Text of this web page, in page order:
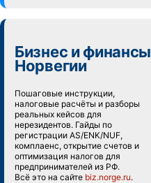
Бизнес и финансы
Норвегии
Пошаговые инструкции,
налоговые расчёты и разборы
реальных кейсов для
нерезидентов. Гайды по
регистрации AS/ENK/NUF,
комплаенс, открытие счетов и
оптимизация налогов для
предпринимателей из РФ.
Всё это на сайте biz.norge.ru.